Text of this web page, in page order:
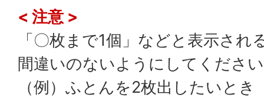
< 注意 >
「〇枚まで1個」などと表示され
間違いのないようにしてくださ
（例）ふとんを2枚出したいとき